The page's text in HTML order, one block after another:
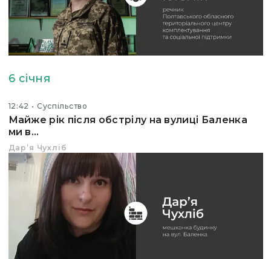
6 січня
12:42 Суспільство
Майже рік після обстрілу на вулиці Баленка
ми в...
Дарʼя Чухліб